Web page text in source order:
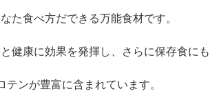
効果や効能は？
た食べ方だできる万能食材です。